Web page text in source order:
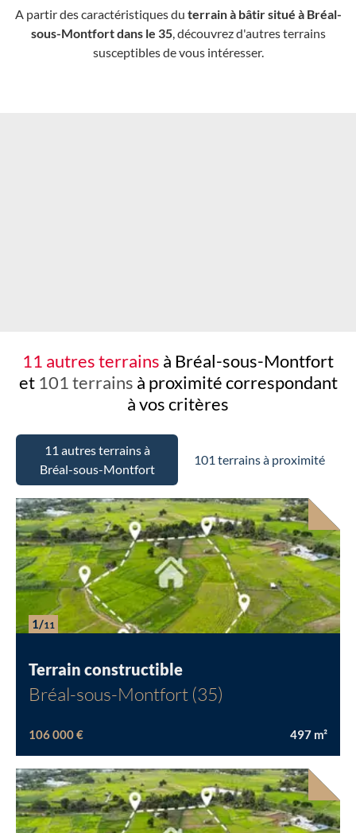
A partir des caractéristiques du terrain à bâtir situé à Bréal-
sous-Montfort dans le 35, découvrez d'autres terrains
susceptibles de vous intéresser.
11 autres terrains à Bréal-sous-Montfort
et 101 terrains à proximitécorrespondant
à vos critères
11 autres terrains à
Bréal-sous-Montfort
101 terrains à proximité
1/11
Terrain constructible
Bréal-sous-Montfort (35)
106 000 € 497 m²